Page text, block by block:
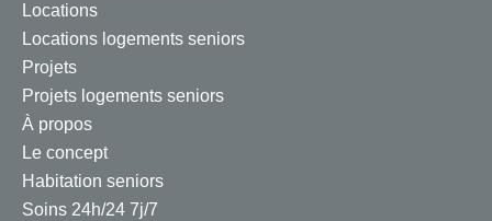
Locations
Locations logements seniors
Projets
Projets logements seniors
À propos
Le concept
Habitation seniors
Soins 24h/24 7j/7